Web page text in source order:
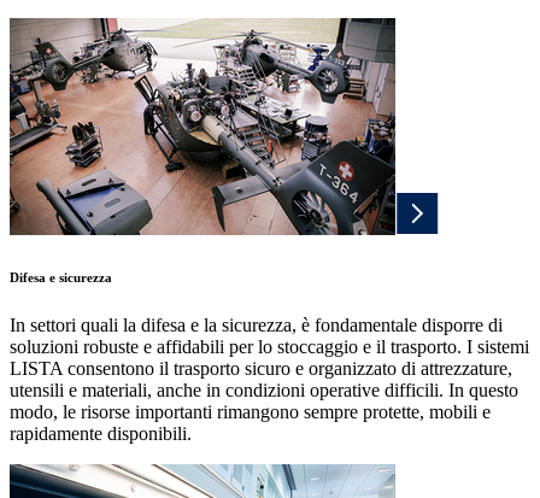
Difesa e sicurezza
In settori quali la difesa e la sicurezza, è fondamentale disporre di
soluzioni robuste e affidabili per lo stoccaggio e il trasporto. I sistemi
LISTA consentono il trasporto sicuro e organizzato di attrezzature,
utensili e materiali, anche in condizioni operative difficili. In questo
modo, le risorse importanti rimangono sempre protette, mobili e
rapidamente disponibili.